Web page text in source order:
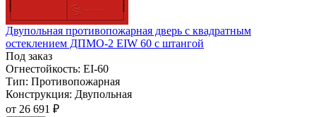
Двупольная противопожарная дверь с квадратным
остеклением ДПМО-2 EIW 60 с штангой
Под заказ
Огнестойкость: EI-60
Тип: Противопожарная
Конструкция: Двупольная
от 26 691 ₽